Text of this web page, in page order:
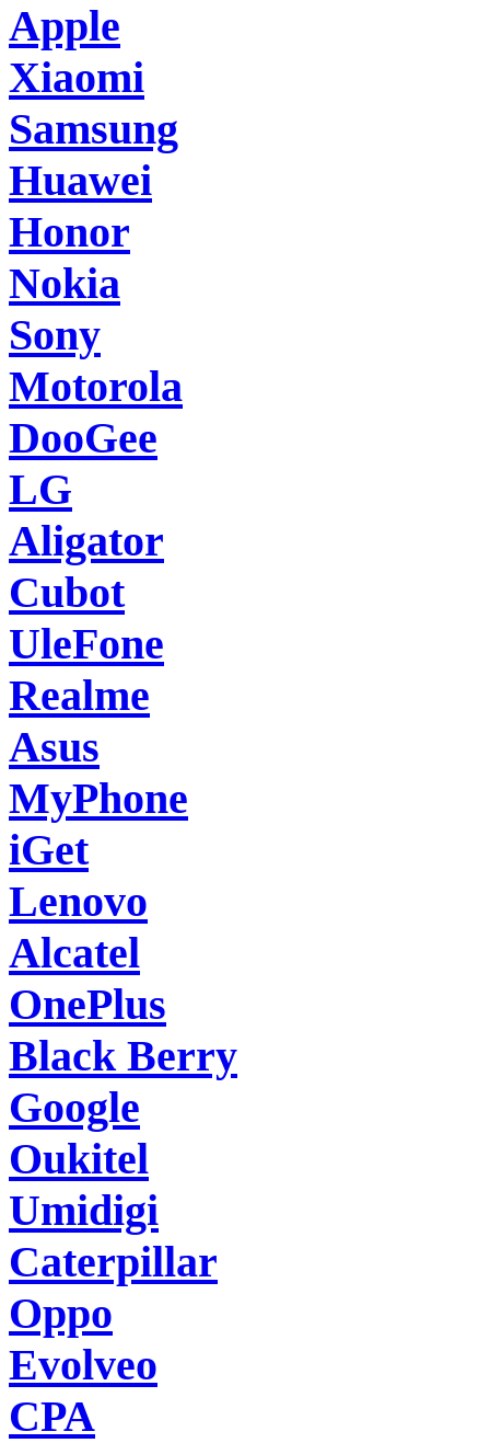
Apple
Xiaomi
Samsung
Huawei
Honor
Nokia
Sony
Motorola
DooGee
LG
Aligator
Cubot
UleFone
Realme
Asus
MyPhone
iGet
Lenovo
Alcatel
OnePlus
Black Berry
Google
Oukitel
Umidigi
Caterpillar
Oppo
Evolveo
CPA